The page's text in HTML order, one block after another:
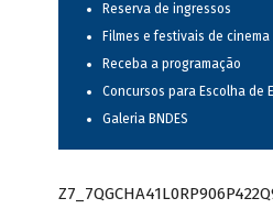
Reserva de ingressos
Filmes e festivais de cinema
Receba a programação
Concursos para Escolha de
Galeria BNDES